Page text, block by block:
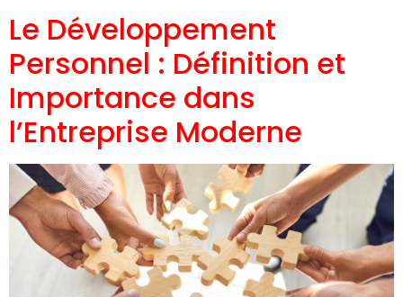
Le Développement
Personnel : Définition et
Importance dans
l’Entreprise Moderne